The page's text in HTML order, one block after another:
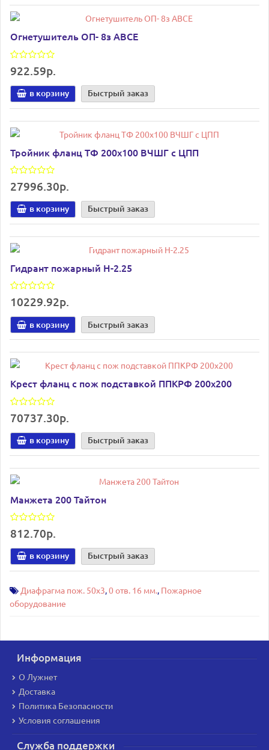
Огнетушитель ОП- 8з АВСЕ
922.59р.
в корзину Быстрый заказ
Тройник фланц ТФ 200х100 ВЧШГ с ЦПП
27996.30р.
в корзину Быстрый заказ
Гидрант пожарный Н-2.25
10229.92р.
в корзину Быстрый заказ
Крест фланц с пож подставкой ППКРФ 200х200
70737.30р.
в корзину Быстрый заказ
Манжета 200 Тайтон
812.70р.
в корзину Быстрый заказ
Диафрагма пож. 50х3,0 отв. 16 мм., Пожарное
оборудование
Информация
О Лужнет
Доставка
Политика Безопасности
Условия соглашения
Служба поддержки